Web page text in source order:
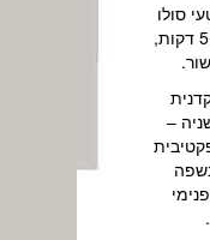
קטעי סולו
קצרים באורכי זמן של 1 עד 5 דקות,
–